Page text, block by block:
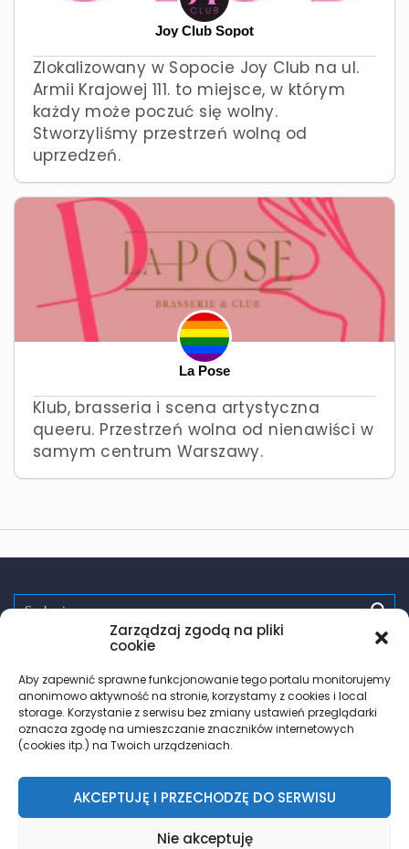
Zarządzaj zgodą na pliki
cookie
Aby zapewnić sprawne funkcjonowanie tego portalu monitorujemy
anonimowo aktywność na stronie, korzystamy z cookies i local
storage. Korzystanie z serwisu bez zmiany ustawień przeglądarki
oznacza zgodę na umieszczanie znaczników internetowych
(cookies itp.) na Twoich urządzeniach.
AKCEPTUJĘ I PRZECHODZĘ DO SERWISU
Nie akceptuję
Joy Club Sopot
Zlokalizowany w Sopocie Joy Club na ul.
Armii Krajowej 111. to miejsce, w którym
każdy może poczuć się wolny.
Stworzyliśmy przestrzeń wolną od
uprzedzeń.
La Pose
Klub, brasseria i scena artystyczna
queeru. Przestrzeń wolna od nienawiści w
samym centrum Warszawy.
randki wsparcie pomoc
testy hiv
© 2018 – 2026 Znajdz.lgbt